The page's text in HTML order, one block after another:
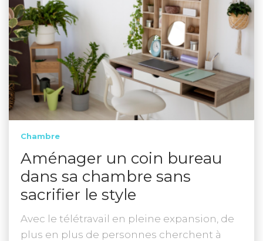
Chambre
Aménager un coin bureau
dans sa chambre sans
sacrifier le style
Avec le télétravail en pleine expansion, de
plus en plus de personnes cherchent à